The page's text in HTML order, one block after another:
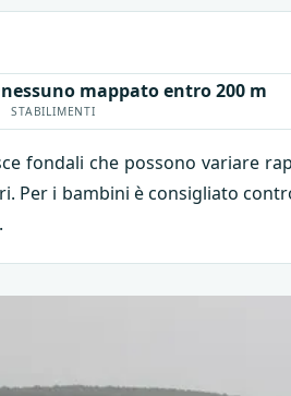
STABILIMENTI
nessuno mappato entro 200 m
fondali che possono variare
Per i bambini è consigliato